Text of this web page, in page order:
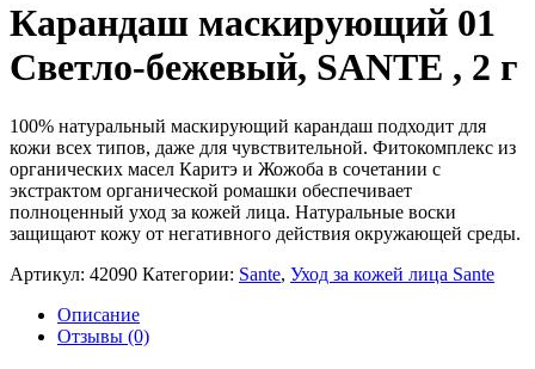
Карандаш маскирующий 01
Cветло-бежевый, SANTE , 2 г
100% натуральный маскирующий карандаш подходит для
кожи всех типов, даже для чувствительной. Фитокомплекс из
органических масел Каритэ и Жожоба в сочетании с
экстрактом органической ромашки обеспечивает
полноценный уход за кожей лица. Натуральные воски
защищают кожу от негативного действия окружающей среды.
Артикул: 42090 Категории: Sante, Уход за кожей лица Sante
Описание
Отзывы (0)